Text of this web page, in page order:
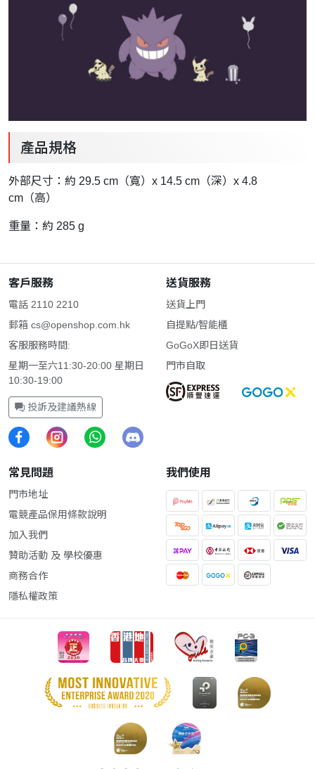
產品規格
外部尺寸：約 29.5 cm（寬）x 14.5 cm（深）x 4.8
cm（高）
重量：約 285 g
客戶服務
電話 2110 2210
郵箱 cs@openshop.com.hk
客服服務時間:
星期一至六11:30-20:00 星期日
10:30-19:00
投訴及建議熱線
送貨服務
送貨上門
自提點/智能櫃
GoGoX即日送貨
門市自取
常見問題
門市地址
電競產品保用條款說明
加入我們
贊助活動 及 學校優惠
商務合作
隱私權政策
我們使用